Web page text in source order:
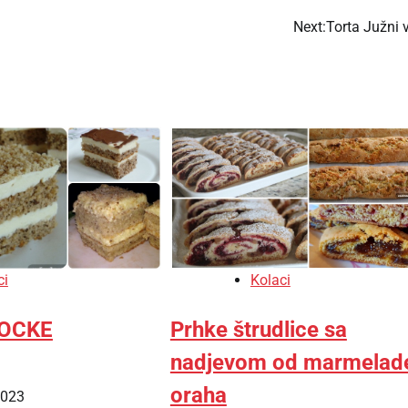
Next:Torta Južni
Kolaci
Prhke štrudlice sa
nadjevom od
oraha